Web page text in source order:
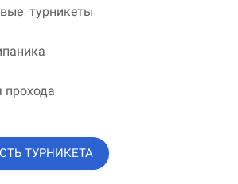
турникеты
прохода
ТУРНИКЕТА